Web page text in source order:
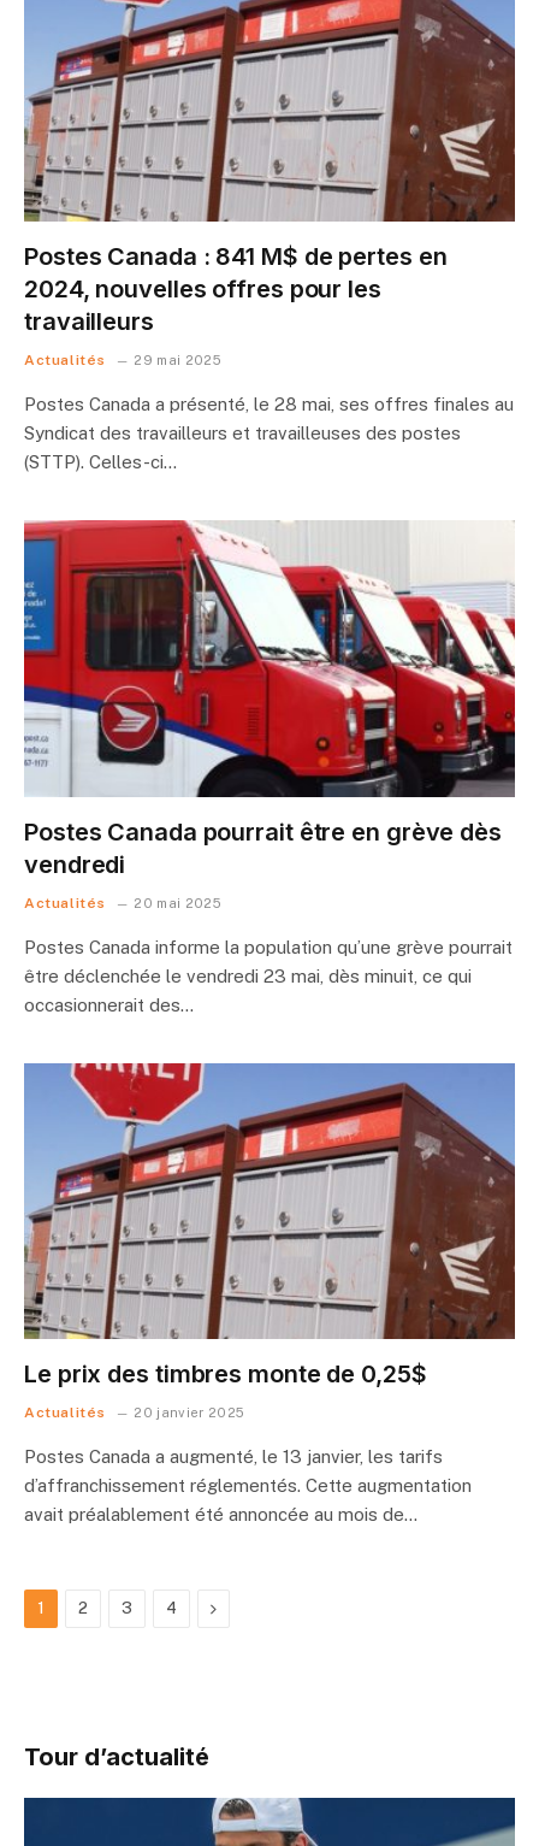
Postes Canada : 841 M$ de pertes en
2024, nouvelles offres pour les
travailleurs
Actualités 29 mai 2025
Postes Canada a présenté, le 28 mai, ses offres finales au
Syndicat des travailleurs et travailleuses des postes
(STTP). Celles-ci…
Postes Canada pourrait être en grève dès
vendredi
Actualités 20 mai 2025
Postes Canada informe la population qu’une grève pourrait
être déclenchée le vendredi 23 mai, dès minuit, ce qui
occasionnerait des…
Le prix des timbres monte de 0,25$
Actualités 20 janvier 2025
Postes Canada a augmenté, le 13 janvier, les tarifs
d’affranchissement réglementés. Cette augmentation
avait préalablement été annoncée au mois de…
1 2 3 4 Next
Tour d’actualité